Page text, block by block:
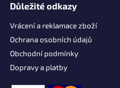
Důležité odkazy
Vrácení a reklamace zboží
Ochrana osobních údajů
Obchodní podmínky
Dopravy a platby